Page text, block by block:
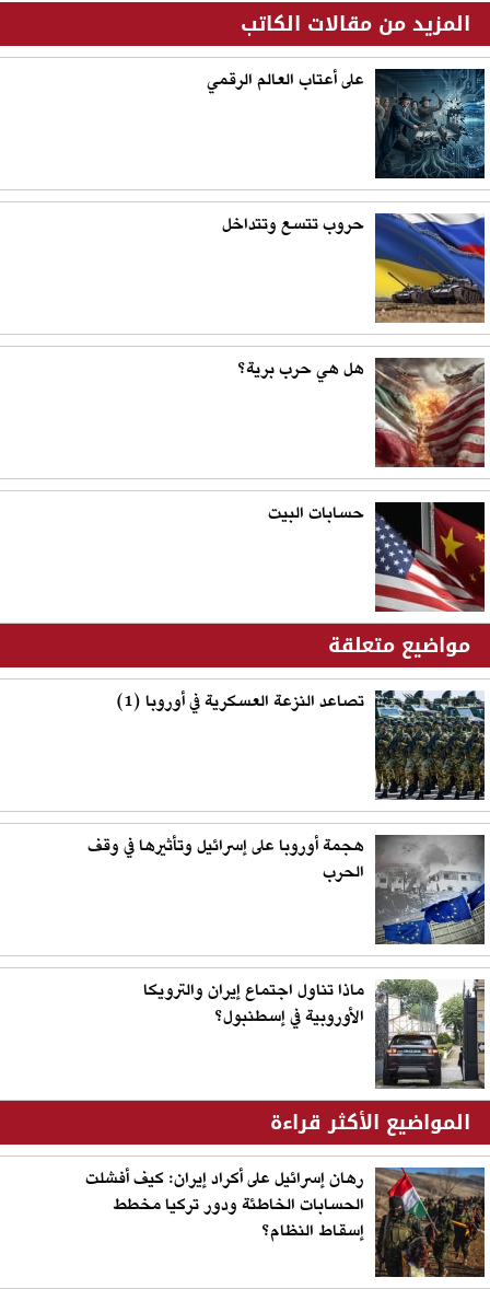
المزيد من مقالات الكاتب
على أعتاب العالم الرقمي
حروب تتسع وتتداخل
هل هي حرب برية؟
حسابات البيت
مواضيع متعلقة
تصاعد النزعة العسكرية في أوروبا (1)
هجمة أوروبا على إسرائيل وتأثيرها في وقف
الحرب
ماذا تناول اجتماع إيران والترويكا
الأوروبية في إسطنبول؟
المواضيع الأكثر قراءة
رهان إسرائيل على أكراد إيران: كيف أفشلت
الحسابات الخاطئة ودور تركيا مخطط
إسقاط النظام؟